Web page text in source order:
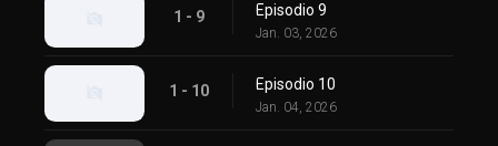
1 - 9 Episodio 9
Jan. 03, 2026
1 - 10 Episodio 10
Jan. 04, 2026